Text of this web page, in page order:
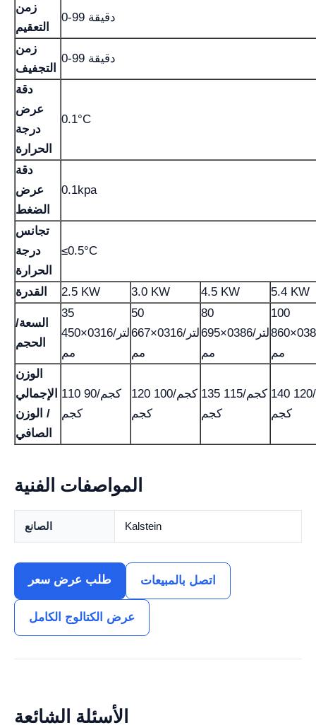
زمن
التعقيم
0-99 دقيقة
زمن
التجفيف
0-99 دقيقة
دقة
عرض
درجة
الحرارة
0.1°C
دقة
عرض
الضغط
0.1kpa
تجانس
درجة
الحرارة
≤0.5°C
القدرة 2.5 KW 3.0 KW 4.5 KW 5.4 KW
السعة/
الحجم
35
لتر/0316×450
مم
50
لتر/0316×667
مم
80
لتر/0386×695
مم
100
لتر/0386×860
مم
الوزن
الإجمالي
/ الوزن
الصافي
110 كجم/90
كجم
120 كجم/100
كجم
135 كجم/115
كجم
140 كجم/120
كجم
المواصفات الفنية
الصانع Kalstein
طلب عرض سعر اتصل بالمبيعات
عرض الكتالوج الكامل
الأسئلة الشائعة